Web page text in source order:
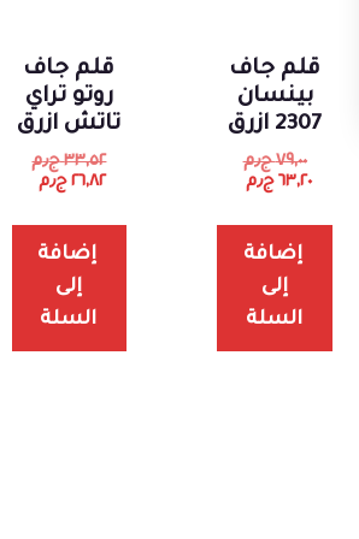
قلم جاف
بينسان
2307 ازرق
٧٩,٠٠ ج٫م
٦٣,٢٠ ج٫م
إضافة
إلى
السلة
قلم جاف
روتو تراي
تاتش ازرق
٣٣,٥٢ ج٫م
٢٦,٨٢ ج٫م
إضافة
إلى
السلة